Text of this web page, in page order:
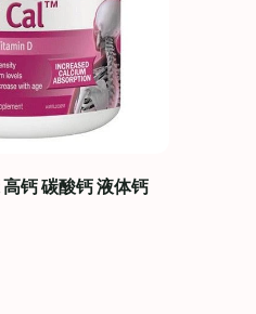
高钙 碳酸钙 液体钙